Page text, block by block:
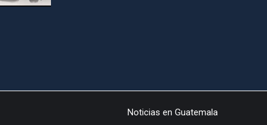
Noticias en Guatemala